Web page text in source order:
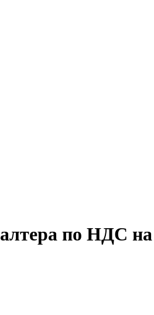
по НДС